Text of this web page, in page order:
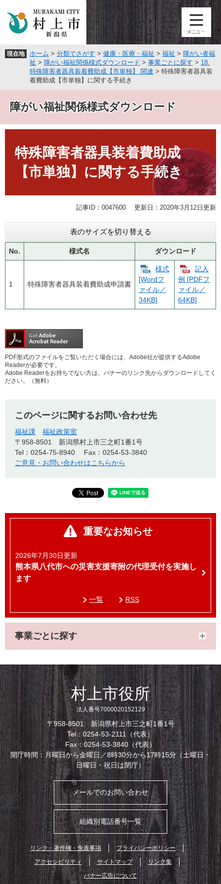
頭
飛現在地 ホーム > 分類でさがす > 健康・医療・福祉 > 福祉 > 障がい者福
祉 > 障がい福祉関係様式ダウンロード > 事業ごとに探す > 18.
特殊障害者器具装着費助成【市単独】 関連 > 特殊障害者器具装
着費助成【市単独】に関する手続き
障がい福祉関係様式ダウンロード
特殊障害者器具装着費助成
【市単独】に関する手続き
記事ID：0047600 更新日：2020年3月12日更新
表のサイズを切り替える
No. 様式名 ダウンロード
1 特殊障害者器具装着費助成申請書
様式
[Wordフ
ァイル／
34KB]
記入
例 [PDFフ
ァイル／
64KB]
PDF形式のファイルをご覧いただく場合には、Adobe社が提供するAdobe
Readerが必要です。
Adobe Readerをお持ちでない方は、バナーのリンク先からダウンロードしてく
ださい。（無料）
このページに関するお問い合わせ先
福祉課
福祉政策室
〒958-8501
新潟県村上市三之町1番1号
Tel：0254-75-8940
Fax：0254-53-3840
ご意見・お問い合わせはこちらから
重要なお知らせ
2026年7月30日更新
熊本県八代市への災害支援寄附の代理受付を実施し
ます
一覧 RSS
事業ごとに探す
村上市役所
法人番号7000020152129
〒958-8501 新潟県村上市三之町1番1号
Tel：0254-53-2111（代表）
Fax：0254-53-3840（代表）
開庁時間：月曜日から金曜日／8時30分から17時15分（土曜日・
日曜日・祝日は閉庁）
メールでのお問い合わせ
組織別電話番号一覧
リンク・著作権・免責事項
プライバシーポリシー
アクセシビリティ
サイトマップ
リンク集
バナー広告について